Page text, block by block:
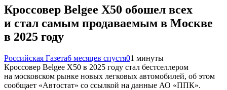
Кроссовер Belgee X50 обошел всех
и стал самым продаваемым в Москве
в 2025 году
Российская Газета6 месяцев спустя01 минуты
Кроссовер Belgee X50 в 2025 году стал бестселлером
на московском рынке новых легковых автомобилей, об этом
сообщает «Автостат» со ссылкой на данные АО «ППК».